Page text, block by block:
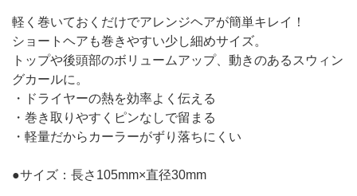
軽く巻いておくだけでアレンジヘアが簡単キレイ！
ショートヘアも巻きやすい少し細めサイズ。
トップや後頭部のボリュームアップ、動きのあるスウィン
グカールに。
・ドライヤーの熱を効率よく伝える
・巻き取りやすくピンなしで留まる
・軽量だからカーラーがずり落ちにくい
●サイズ：長さ105mm×直径30mm